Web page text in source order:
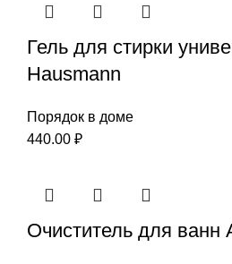
Гель для стирки
Hausmann
Порядок в доме
440.00 ₽
Очиститель для ванн